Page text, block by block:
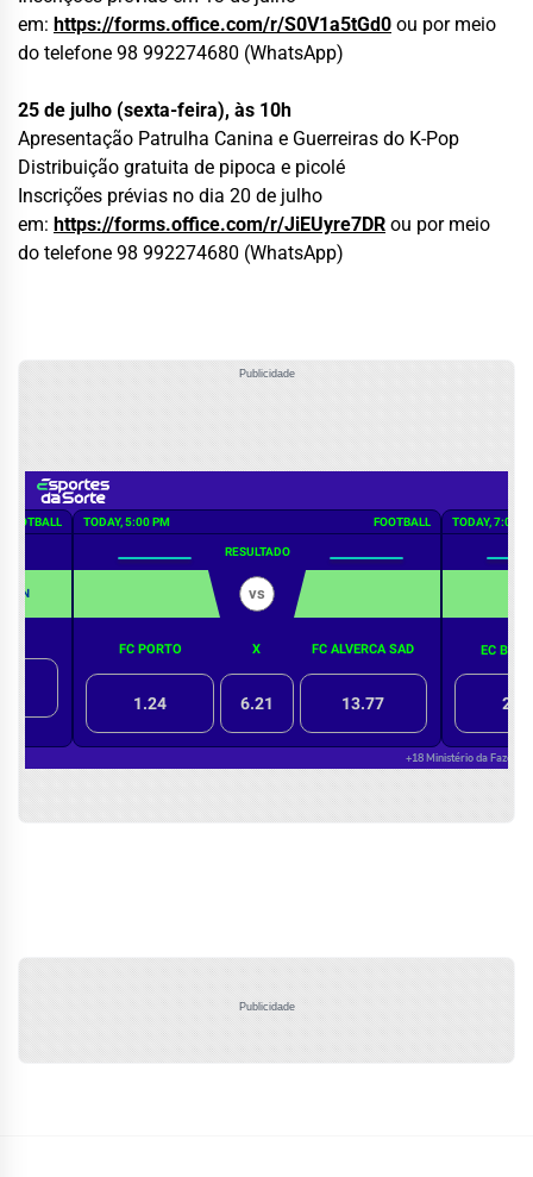
em: https://forms.office.com/r/S0V1a5tGd0 ou por meio
do telefone 98 992274680 (WhatsApp)
25 de julho (sexta-feira), às 10h
Apresentação Patrulha Canina e Guerreiras do K-Pop
Distribuição gratuita de pipoca e picolé
Inscrições prévias no dia 20 de julho
em: https://forms.office.com/r/JiEUyre7DR ou por meio
do telefone 98 992274680 (WhatsApp)
Publicidade
Publicidade